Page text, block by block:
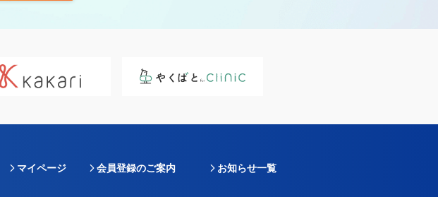
マイページ 会員登録のご案内 お知らせ一覧